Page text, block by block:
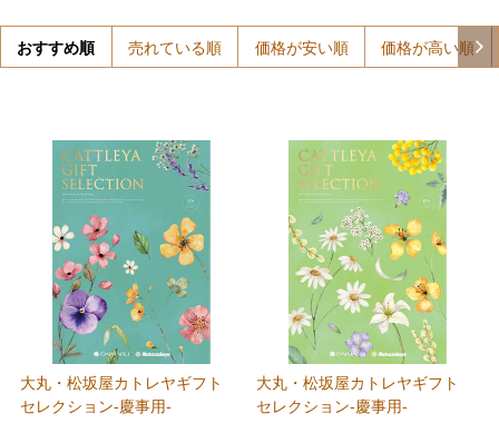
おすすめ順 売れている順 価格が安い順 価格が高い順
大丸・松坂屋カトレヤギフト
セレクション-慶事用-
大丸・松坂屋カトレヤギフト
セレクション-慶事用-